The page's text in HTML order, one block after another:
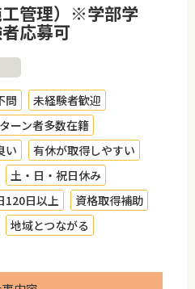
管理）※学部学
応募可
問
未経験者歓迎
ーン者多数在籍
い
有休が取得しやすい
土・日・祝日休み
120日以上
資格取得補助
地域とつながる